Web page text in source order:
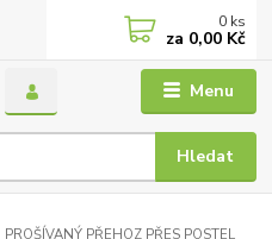
Menu
Hledat
0 ks
za 0,00 Kč
PROŠÍVANÝ PŘEHOZ PŘES POSTEL